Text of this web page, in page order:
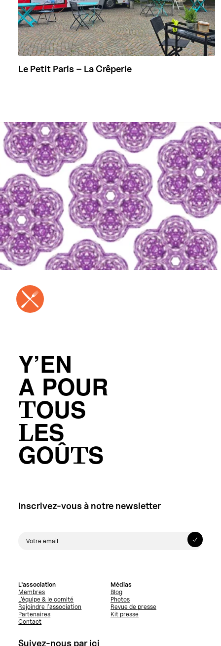
Le Petit Paris – La Crêperie
Y’EN
A POUR
TOUS
LES
GOÛTS
Inscrivez-vous à notre newsletter
L’association
Membres
L’équipe & le comité
Rejoindre l’association
Partenaires
Contact
Médias
Blog
Photos
Revue de presse
Kit presse
Suivez-nous par ici